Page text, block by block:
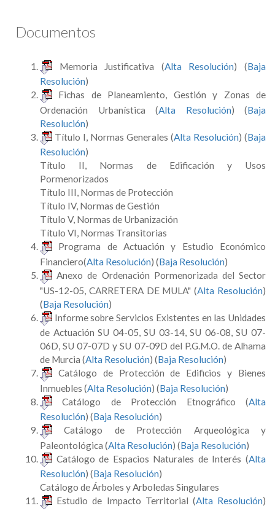
Documentos
Memoria Justificativa (Alta Resolución) (Baja
Resolución)
Fichas de Planeamiento, Gestión y Zonas de
Ordenación Urbanística (Alta Resolución) (Baja
Resolución)
Título I, Normas Generales (Alta Resolución) (Baja
Resolución)
Título II, Normas de Edificación y Usos
Pormenorizados
Título III, Normas de Protección
Título IV, Normas de Gestión
Título V, Normas de Urbanización
Título VI, Normas Transitorias
Programa de Actuación y Estudio Económico
Financiero(Alta Resolución) (Baja Resolución)
Anexo de Ordenación Pormenorizada del Sector
"US-12-05, CARRETERA DE MULA" (Alta Resolución)
(Baja Resolución)
Informe sobre Servicios Existentes en las Unidades
de Actuación SU 04-05, SU 03-14, SU 06-08, SU 07-
06D, SU 07-07D y SU 07-09D del P.G.M.O. de Alhama
de Murcia (Alta Resolución) (Baja Resolución)
Catálogo de Protección de Edificios y Bienes
Inmuebles (Alta Resolución) (Baja Resolución)
Catálogo de Protección Etnográfico (Alta
Resolución) (Baja Resolución)
Catálogo de Protección Arqueológica y
Paleontológica (Alta Resolución) (Baja Resolución)
Catálogo de Espacios Naturales de Interés (Alta
Resolución) (Baja Resolución)
Catálogo de Árboles y Arboledas Singulares
Estudio de Impacto Territorial (Alta Resolución)